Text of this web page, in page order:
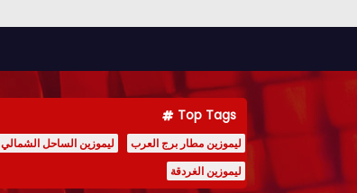
Top Tags
ليموزين مطار برج العرب ليموزين الساحل الشمالي
ليموزين الغردقة